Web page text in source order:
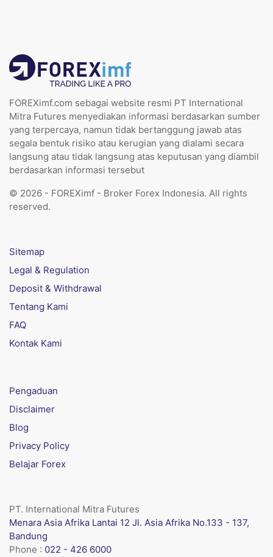
FOREXimf.com sebagai website resmi PT International
Mitra Futures menyediakan informasi berdasarkan sumber
yang terpercaya, namun tidak bertanggung jawab atas
segala bentuk risiko atau kerugian yang dialami secara
langsung atau tidak langsung atas keputusan yang diambil
berdasarkan informasi tersebut
© 2026 - FOREXimf - Broker Forex Indonesia. All rights
reserved.
Sitemap
Legal & Regulation
Deposit & Withdrawal
Tentang Kami
FAQ
Kontak Kami
Pengaduan
Disclaimer
Blog
Privacy Policy
Belajar Forex
PT. International Mitra Futures
Menara Asia Afrika Lantai 12 Jl. Asia Afrika No.133 - 137,
Bandung
Phone : 022 - 426 6000